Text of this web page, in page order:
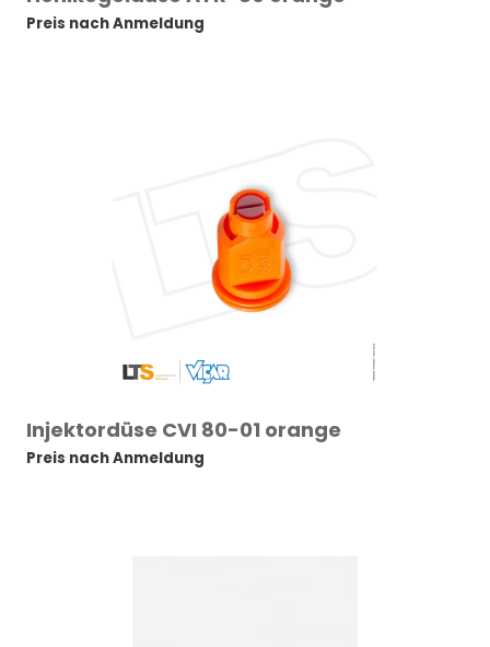
Preis nach Anmeldung
Injektordüse CVI 80-01 orange
Preis nach Anmeldung